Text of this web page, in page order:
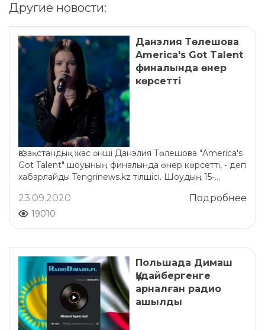
Другие новости:
Данэлия Төлешова
America's Got Talent
финалында өнер
көрсетті
Қазақстандық жас әнші Данэлия Төлешова "America's
Got Talent" шоуының финалында өнер көрсетті, - деп
хабарлайды Tengrinews.kz тілшісі. Шоудың 15-...
Подробнее
23.09.2020
19010
Польшада Димаш
Құдайбергенге
арналған радио
ашылды